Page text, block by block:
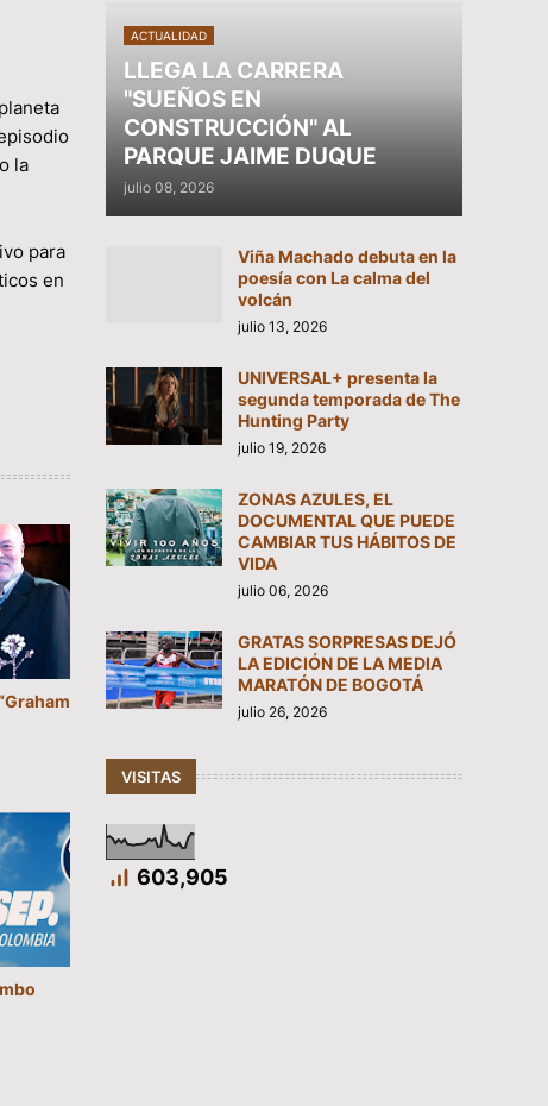
la
para
en
ACTUALIDAD
LLEGA LA CARRERA
"SUEÑOS EN
CONSTRUCCIÓN" AL
PARQUE JAIME DUQUE
julio 08, 2026
Viña Machado debuta en la
poesía con La calma del
volcán
julio 13, 2026
UNIVERSAL+ presenta la
segunda temporada de The
Hunting Party
julio 19, 2026
ZONAS AZULES, EL
DOCUMENTAL QUE PUEDE
CAMBIAR TUS HÁBITOS DE
VIDA
julio 06, 2026
GRATAS SORPRESAS DEJÓ
LA EDICIÓN DE LA MEDIA
MARATÓN DE BOGOTÁ
julio 26, 2026
VISITAS
603,905